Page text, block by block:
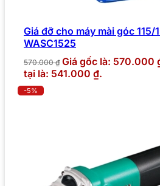
Giá đỡ cho máy mài góc 115/
WASC1525
570.000₫ Giá gốc là: 570.000
tại là: 541.000 ₫.
-5%